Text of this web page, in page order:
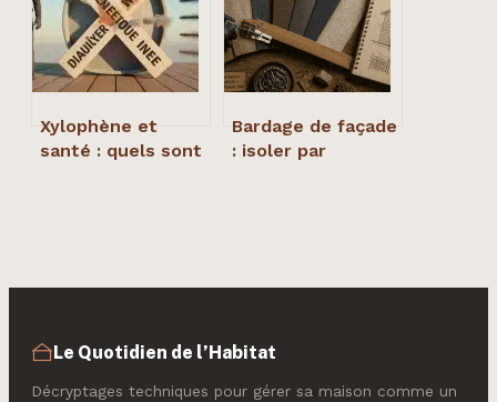
Xylophène et
santé : quels sont
Bardage de façade
: isoler par
Le Quotidien de l’Habitat
Décryptages techniques pour gérer sa maison comme un